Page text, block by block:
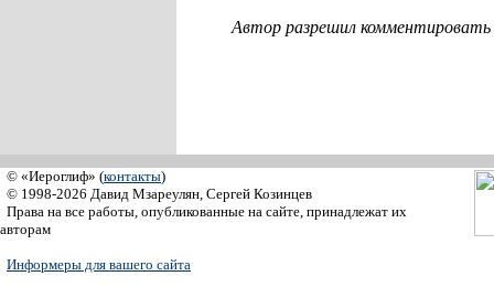
Автор разрешил
© «Иероглиф» (контакты)
© 1998-2026 Давид Мзареулян, Сергей Козинцев
Права на все работы, опубликованные на сайте, принадлежат их
авторам
Информеры для вашего сайта